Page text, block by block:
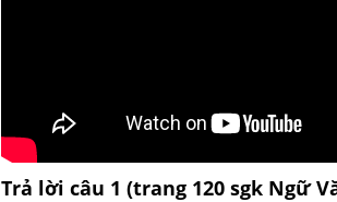
Trả lời câu 1 (trang 120 sgk Ngữ